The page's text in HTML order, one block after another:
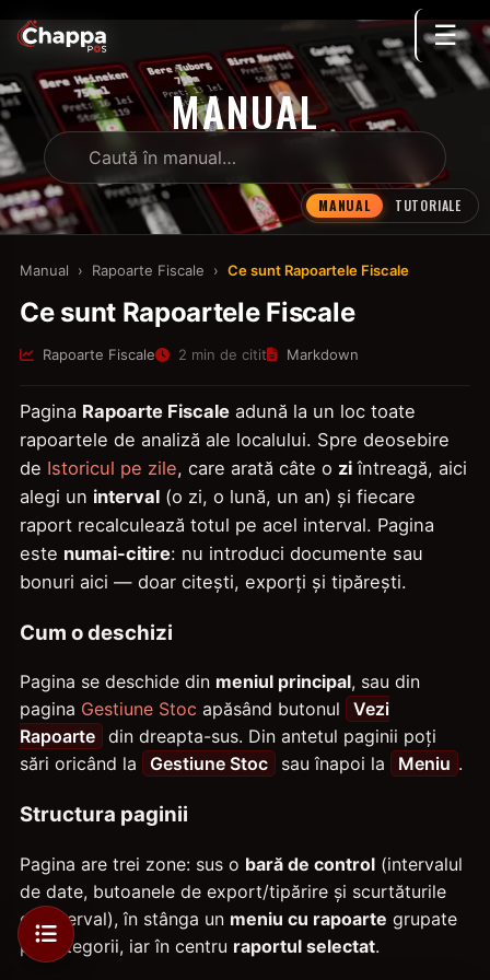
☰
MANUAL
MANUAL TUTORIALE
Manual › Rapoarte Fiscale › Ce sunt Rapoartele Fiscale
Ce sunt Rapoartele Fiscale
Rapoarte Fiscale 2 min de citit Markdown
Pagina Rapoarte Fiscale adună la un loc toate
rapoartele de analiză ale localului. Spre deosebire
de Istoricul pe zile, care arată câte o zi întreagă, aici
alegi un interval (o zi, o lună, un an) și fiecare
raport recalculează totul pe acel interval. Pagina
este numai-citire: nu introduci documente sau
bonuri aici — doar citești, exporți și tipărești.
Cum o deschizi
Pagina se deschide din meniul principal, sau din
pagina Gestiune Stoc apăsând butonul
Vezi
Rapoarte din dreapta-sus. Din antetul paginii poți
sări oricând la
Gestiune Stoc sau înapoi la Meniu .
Structura paginii
Pagina are trei zone: sus o bară de control (intervalul
de date, butoanele de export/tipărire și scurtăturile
de interval), în stânga un meniu cu rapoarte grupate
pe categorii, iar în centru raportul selectat.